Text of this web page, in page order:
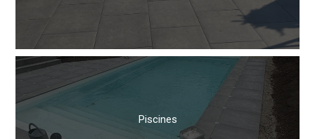
Piscines